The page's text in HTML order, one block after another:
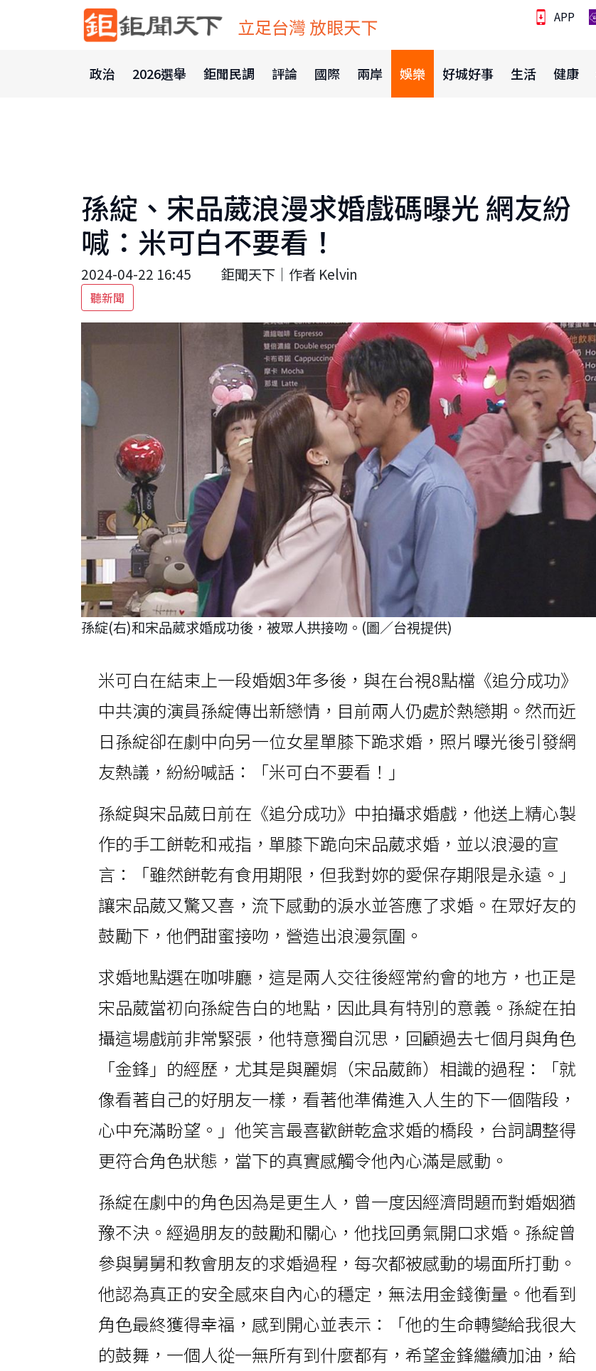
立足台灣 放眼天下 APP
政治 2026選舉 鉅聞民調 評論 國際 兩岸 娛樂 好城好事 生活 健康
孫綻、宋品葳浪漫求婚戲碼曝光 網友紛
喊：米可白不要看！
2024-04-22 16:45 鉅聞天下｜作者 Kelvin
聽新聞
孫綻(右)和宋品葳求婚成功後，被眾人拱接吻。(圖／台視提供)
米可白在結束上一段婚姻3年多後，與在台視8點檔《追分成功》
中共演的演員孫綻傳出新戀情，目前兩人仍處於熱戀期。然而近
日孫綻卻在劇中向另一位女星單膝下跪求婚，照片曝光後引發網
友熱議，紛紛喊話：「米可白不要看！」
孫綻與宋品葳日前在《追分成功》中拍攝求婚戲，他送上精心製
作的手工餅乾和戒指，單膝下跪向宋品葳求婚，並以浪漫的宣
言：「雖然餅乾有食用期限，但我對妳的愛保存期限是永遠。」
讓宋品葳又驚又喜，流下感動的淚水並答應了求婚。在眾好友的
鼓勵下，他們甜蜜接吻，營造出浪漫氛圍。
求婚地點選在咖啡廳，這是兩人交往後經常約會的地方，也正是
宋品葳當初向孫綻告白的地點，因此具有特別的意義。孫綻在拍
攝這場戲前非常緊張，他特意獨自沉思，回顧過去七個月與角色
「金鋒」的經歷，尤其是與麗娟（宋品葳飾）相識的過程：「就
像看著自己的好朋友一樣，看著他準備進入人生的下一個階段，
心中充滿盼望。」他笑言最喜歡餅乾盒求婚的橋段，台詞調整得
更符合角色狀態，當下的真實感觸令他內心滿是感動。
孫綻在劇中的角色因為是更生人，曾一度因經濟問題而對婚姻猶
豫不決。經過朋友的鼓勵和關心，他找回勇氣開口求婚。孫綻曾
參與舅舅和教會朋友的求婚過程，每次都被感動的場面所打動。
他認為真正的安全感來自內心的穩定，無法用金錢衡量。他看到
角色最終獲得幸福，感到開心並表示：「他的生命轉變給我很大
的鼓舞，一個人從一無所有到什麼都有，希望金鋒繼續加油，給